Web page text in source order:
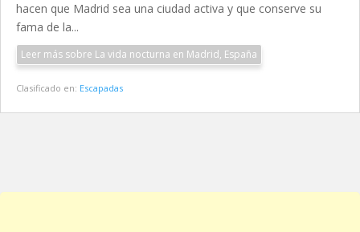
hacen que Madrid sea una ciudad activa y que conserve su
fama de la...
Leer más sobre La vida nocturna en Madrid, España
Clasificado en: Escapadas